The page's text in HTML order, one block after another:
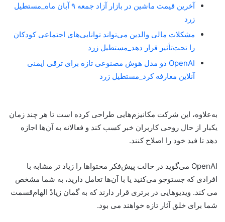
آخرین قیمت ماشین در بازار آزاد جمعه ۹ آبان ماه_مستطیل
زرد
مشکلات مالی والدین می‌تواند توانایی‌های اجتماعی کودکان
را تحت‌تأثیر قرار دهد_مستطیل زرد
OpenAI دو مدل هوش مصنوعی تازه برای ترقی ایمنی
آنلاین معارفه کرد_مستطیل زرد
به‌علاوه، این شرکت مکانیزم‌هایی طراحی کرده است تا هر چند زمان
یکبار از حال روحی کاربران خبر کسب کند و فعالانه به آن‌ها اجازه
دهد تا فید خود را اصلاح کنند.
OpenAI می‌گوید در حالت پیش‌فکر محتواها را زیاد تر مشابه با
افرادی که جستوجو می‌کنید یا با آن‌ها تعامل دارید، به شما مشخص
می کند. ویدیوهایی در برتری قرار دارند که به گمان زیادً الهام‌قسمت
شما برای خلق آثار تازه خواهند می بود.